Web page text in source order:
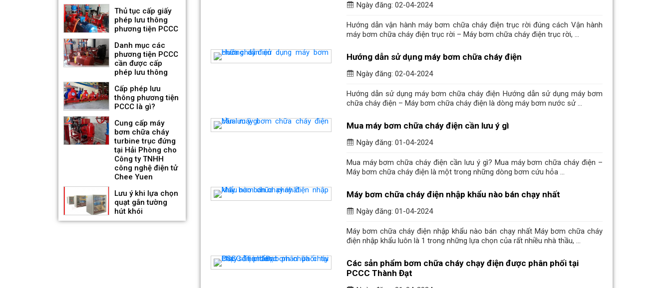
Quạt hướng trục gắn tường
thân dẹt hút khói KENKO
KEA-WF-No
Giá bán: Liên hệ
Thủ tục cấp giấy
phép lưu thông
phương tiện PCCC
Danh mục các
phương tiện PCCC
cần được cấp
phép lưu thông
Cấp phép lưu
thông phương tiện
PCCC là gì?
Cung cấp máy
bơm chữa cháy
turbine trục đứng
tại Hải Phòng cho
Công ty TNHH
công nghệ điện tử
Chee Yuen
Lưu ý khi lựa chọn
quạt gắn tường
hút khói
Ngày đăng: 02-04-2024
Hướng dẫn vận hành máy bơm chữa cháy điện trục rời đúng cách Vận hành
máy bơm chữa cháy điện trục rời – Máy bơm chữa cháy điện trục rời, ...
Hướng dẫn sử dụng máy bơm chữa cháy điện
Ngày đăng: 02-04-2024
Hướng dẫn sử dụng máy bơm chữa cháy điện Hướng dẫn sử dụng máy bơm
chữa cháy điện – Máy bơm chữa cháy điện là dòng máy bơm nước sử ...
Mua máy bơm chữa cháy điện cần lưu ý gì
Ngày đăng: 01-04-2024
Mua máy bơm chữa cháy điện cần lưu ý gì? Mua máy bơm chữa cháy điện –
Máy bơm chữa cháy điện là một trong những dòng bơm cứu hỏa ...
Máy bơm chữa cháy điện nhập khẩu nào bán chạy nhất
Ngày đăng: 01-04-2024
Máy bơm chữa cháy điện nhập khẩu nào bán chạy nhất Máy bơm chữa cháy
điện nhập khẩu luôn là 1 trong những lựa chọn của rất nhiều nhà thầu, ...
Các sản phẩm bơm chữa cháy chạy điện được phân phối tại
PCCC Thành Đạt